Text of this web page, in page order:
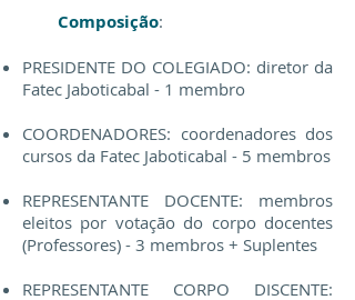
Composição:
PRESIDENTE DO COLEGIADO: diretor da
Fatec Jaboticabal - 1 membro
COORDENADORES: coordenadores dos
cursos da Fatec Jaboticabal - 5 membros
REPRESENTANTE DOCENTE: membros
eleitos por votação do corpo docentes
(Professores) - 3 membros + Suplentes
REPRESENTANTE CORPO DISCENTE: